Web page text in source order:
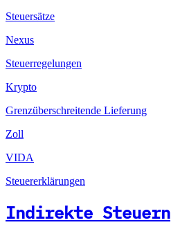
Steuersätze
Nexus
Steuerregelungen
Krypto
Grenzüberschreitende Lieferung
Zoll
VIDA
Steuererklärungen
Indirekte Steuern